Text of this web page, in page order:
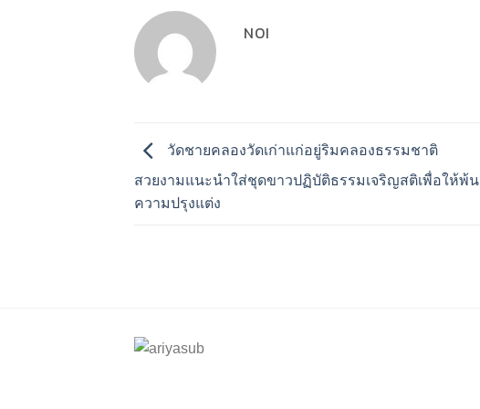
NOI
วัดชายคลองวัดเก่าแก่อยู่ริมคลองธรรมชาติ
สวยงามแนะนำใส่ชุดขาวปฏิบัติธรรมเจริญสติเพื่อให้พ้น
ความปรุงแต่ง